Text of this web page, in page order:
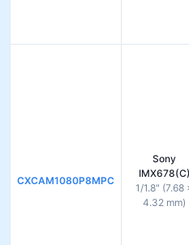
CXCAM1080P8MPC
Sony
IMX678(C)
1/1.8" (7.68
4.32 mm)